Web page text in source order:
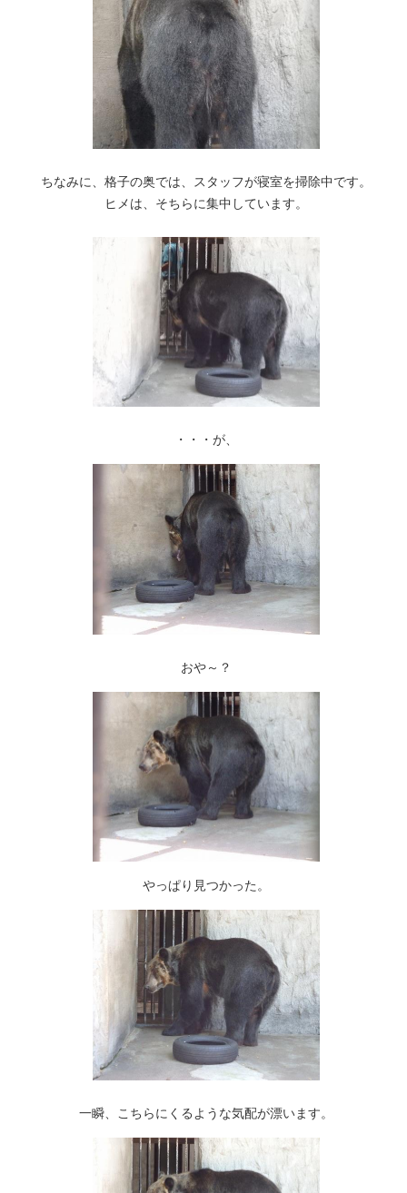
ちなみに、格子の奥では、スタッフが寝室を掃除中です。
ヒメは、そちらに集中しています。
・・・が、
おや～？
やっぱり見つかった。
一瞬、こちらにくるような気配が漂います。